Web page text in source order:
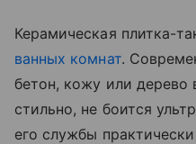
Керамическая плитка-
ванных комнат.
бетон, кожу или дерево
стильно, не боится
его службы